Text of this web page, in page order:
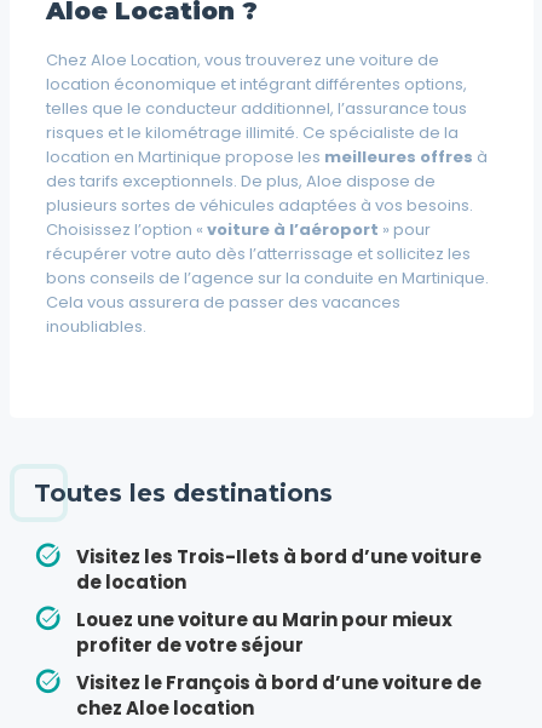
Aloe Location ?
Chez Aloe Location, vous trouverez une voiture de
location économique et intégrant différentes options,
telles que le conducteur additionnel, l’assurance tous
risques et le kilométrage illimité. Ce spécialiste de la
location en Martinique propose les meilleures offres à
des tarifs exceptionnels. De plus, Aloe dispose de
plusieurs sortes de véhicules adaptées à vos besoins.
Choisissez l’option « voiture à l’aéroport » pour
récupérer votre auto dès l’atterrissage et sollicitez les
bons conseils de l’agence sur la conduite en Martinique.
Cela vous assurera de passer des vacances
inoubliables.
Toutes les destinations
Visitez les Trois-Ilets à bord d’une voiture
de location
Louez une voiture au Marin pour mieux
profiter de votre séjour
Visitez le François à bord d’une voiture de
chez Aloe location